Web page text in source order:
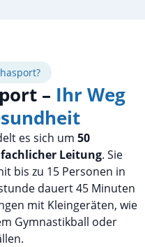
– Ihr Weg
es sich um 50
Leitung. Sie
bis zu 15 Personen in
dauert 45 Minuten
mit Kleingeräten, wie
Gymnastikball oder